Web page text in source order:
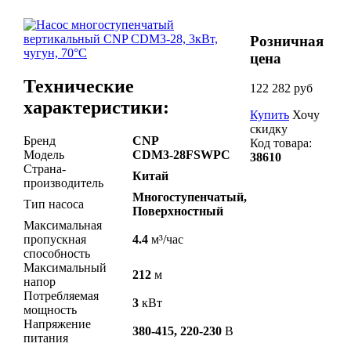
Технические
характеристики:
Бренд
CNP
Модель
CDM3-28FSWPC
Страна-
производитель
Китай
Тип насоса
Многоступенчатый,
Поверхностный
Максимальная
пропускная
способность
4.4 м³/час
Максимальный
напор
212 м
Потребляемая
мощность
3 кВт
Напряжение
питания
380-415, 220-230 В
Розничная
цена
122 282 руб
Купить Хочу
скидку
Код товара:
38610